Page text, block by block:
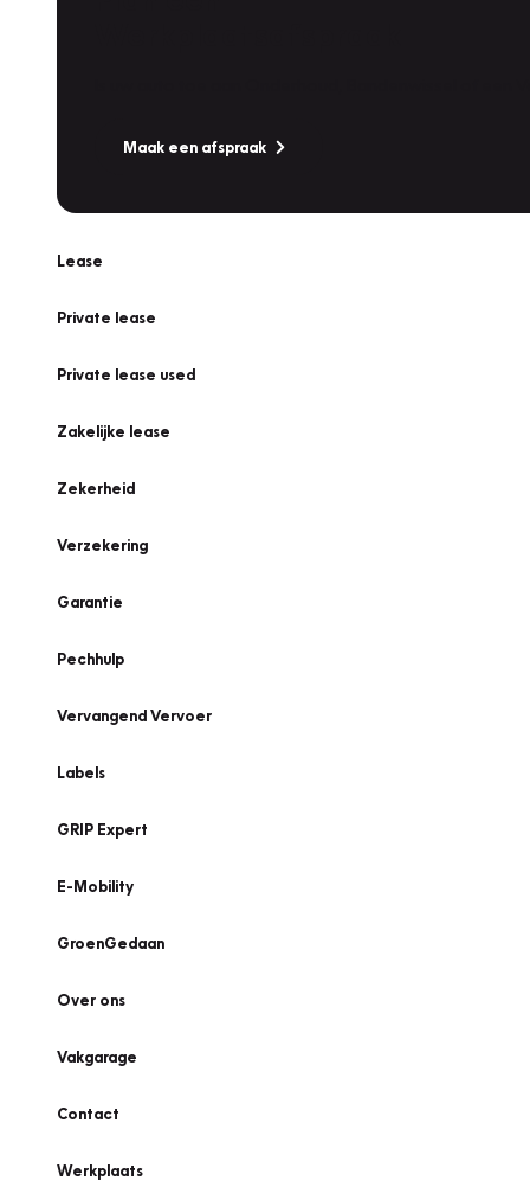
Maak een afspraak
Lease
Private lease
Private lease used
Zakelijke lease
Zekerheid
Verzekering
Garantie
Pechhulp
Vervangend Vervoer
Labels
GRIP Expert
E-Mobility
GroenGedaan
Over ons
Vakgarage
Contact
Werkplaats